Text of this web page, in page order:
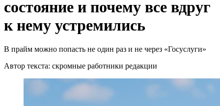
состояние и почему все вдруг
к нему устремились
В прайм можно попасть не один раз и не через «Госуслуги»
Автор текста: скромные работники редакции